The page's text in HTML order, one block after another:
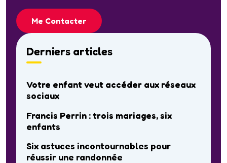
Me Contacter
Derniers articles
Votre enfant veut accéder aux réseaux
sociaux
Francis Perrin : trois mariages, six
enfants
Six astuces incontournables pour
réussir une randonnée